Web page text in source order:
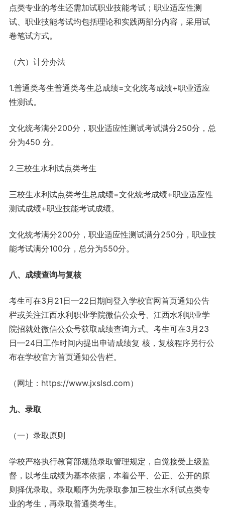
点类专业的考生还需加试职业技能考试；职业适应性测
试、职业技能考试均包括理论和实践两部分内容，采用试
卷笔试方式。
（六）计分办法
1.普通类考生普通类考生总成绩=文化统考成绩+职业适应
性测试。
文化统考满分200分，职业适应性测试考试满分250分，总
分为450 分。
2.三校生水利试点类考生
三校生水利试点类考生总成绩=文化统考成绩+职业适应性
测试成绩+职业技能考试成绩。
文化统考满分200分，职业适应性测试满分250分，职业技
能考试满分100分，总分为550分。
八、成绩查询与复核
考生可在3月21日—22日期间登入学校官网首页通知公告
栏或关注江西水利职业学院微信公众号、江西水利职业学
院招就处微信公众号获取成绩查询方式。考生可在3月23
日—24日工作时间内提出申请成绩复 核，复核程序另行公
布在学校官方首页通知公告栏。
（网址：https://www.jxslsd.com）
九、录取
（一）录取原则
学校严格执行教育部规范录取管理规定，自觉接受上级监
督，以考生成绩为基本依据，本着公平、公正、公开的原
则择优录取。录取顺序为先录取参加三校生水利试点类专
业的考生，再录取普通类考生。